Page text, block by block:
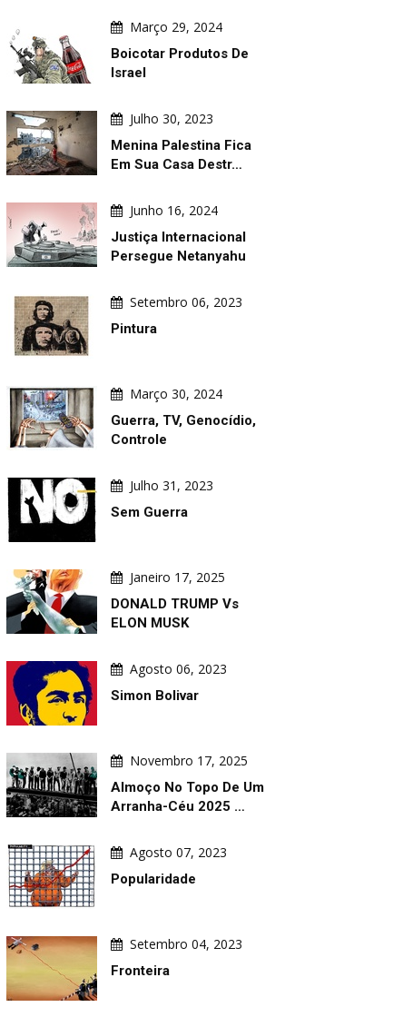
Está
Agosto 06, 2026
Por Trás Da Turbulência Política Da
Março 29, 2024
Boicotar Produtos De
Israel
Julho 30, 2023
Menina Palestina Fica
Em Sua Casa Destr…
Junho 16, 2024
Justiça Internacional
Persegue Netanyahu
Setembro 06, 2023
Pintura
Março 30, 2024
Guerra, TV, Genocídio,
Controle
Julho 31, 2023
Sem Guerra
Janeiro 17, 2025
DONALD TRUMP Vs
ELON MUSK
Agosto 06, 2023
Simon Bolivar
Novembro 17, 2025
Almoço No Topo De Um
Arranha-Céu 2025 …
Agosto 07, 2023
Popularidade
Setembro 04, 2023
Fronteira